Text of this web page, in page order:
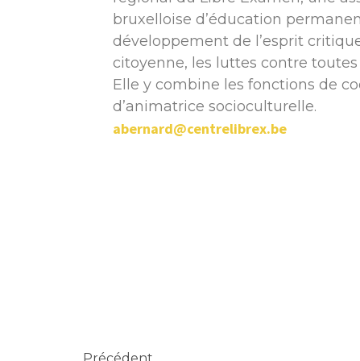
bruxelloise d’éducation
développement de l’esprit
citoyenne, les luttes contre
Elle y combine les fonctions de
d’animatrice socioculturelle.
abernard@centrelibrex.be